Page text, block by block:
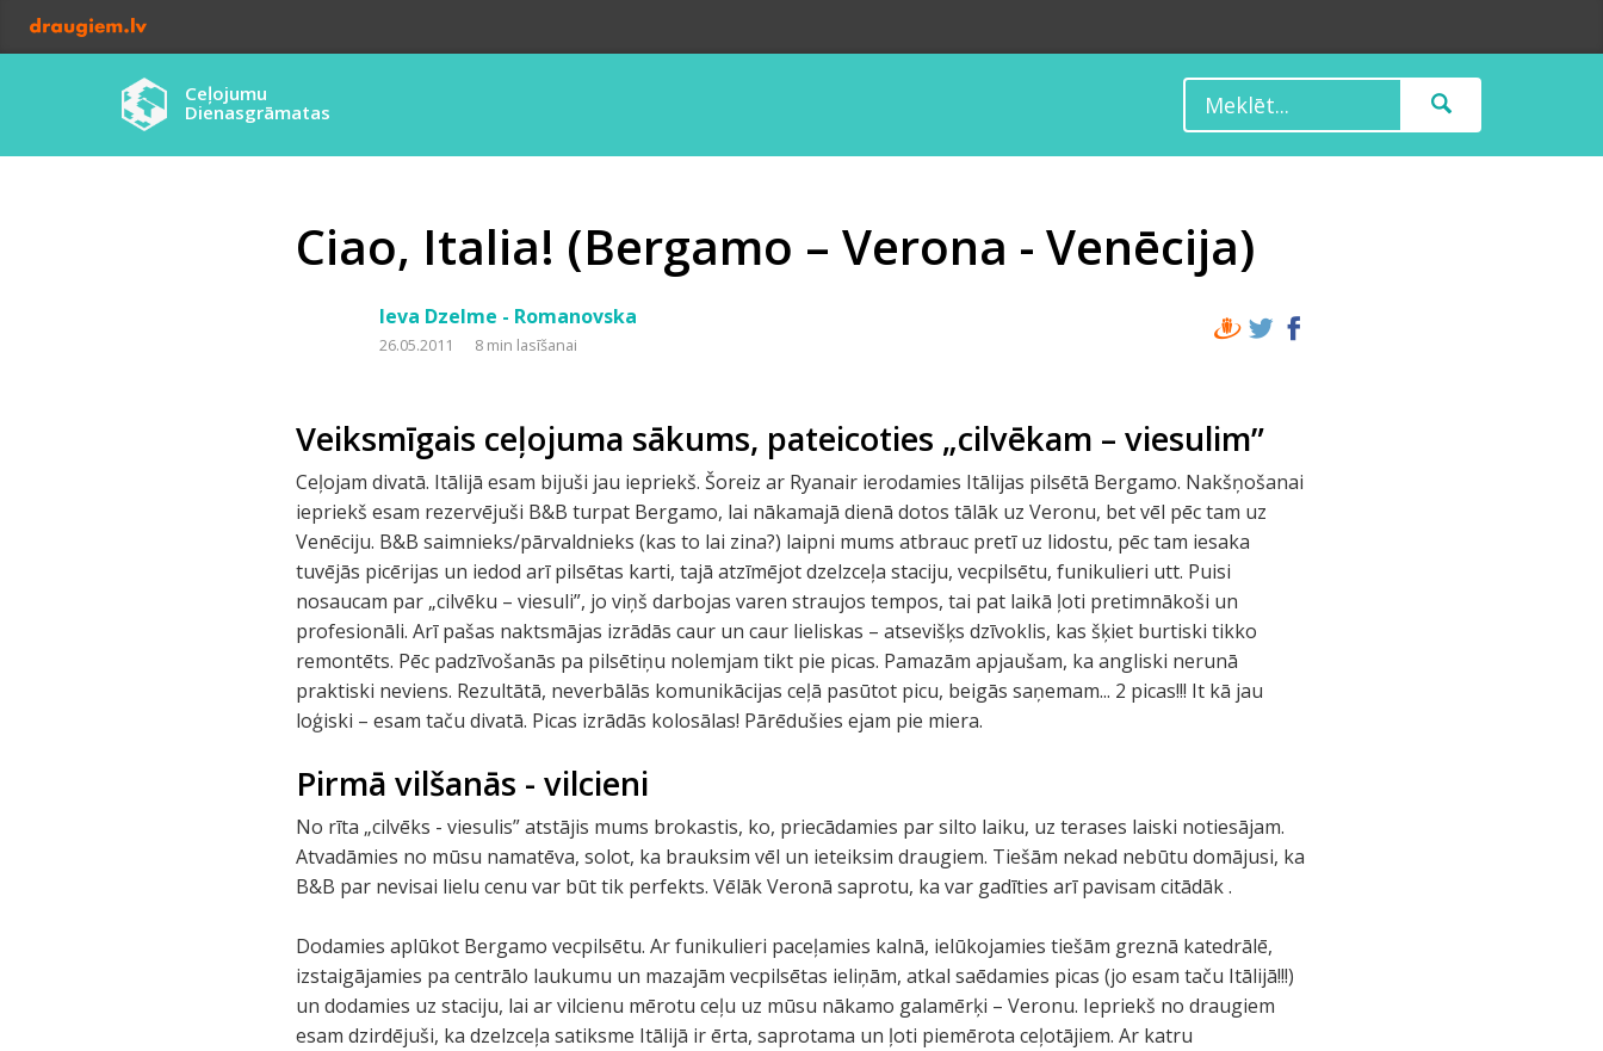
Ceļojumu
Dienasgrāmatas
Ciao, Italia! (Bergamo – Verona - Venēcija)
Ieva Dzelme - Romanovska
26.05.2011 8 min lasīšanai
Veiksmīgais ceļojuma sākums, pateicoties „cilvēkam – viesulim”
Ceļojam divatā. Itālijā esam bijuši jau iepriekš. Šoreiz ar Ryanair ierodamies Itālijas pilsētā Bergamo. Nakšņošanai
iepriekš esam rezervējuši B&B turpat Bergamo, lai nākamajā dienā dotos tālāk uz Veronu, bet vēl pēc tam uz
Venēciju. B&B saimnieks/pārvaldnieks (kas to lai zina?) laipni mums atbrauc pretī uz lidostu, pēc tam iesaka
tuvējās picērijas un iedod arī pilsētas karti, tajā atzīmējot dzelzceļa staciju, vecpilsētu, funikulieri utt. Puisi
nosaucam par „cilvēku – viesuli”, jo viņš darbojas varen straujos tempos, tai pat laikā ļoti pretimnākoši un
profesionāli. Arī pašas naktsmājas izrādās caur un caur lieliskas – atsevišķs dzīvoklis, kas šķiet burtiski tikko
remontēts. Pēc padzīvošanās pa pilsētiņu nolemjam tikt pie picas. Pamazām apjaušam, ka angliski nerunā
praktiski neviens. Rezultātā, neverbālās komunikācijas ceļā pasūtot picu, beigās saņemam... 2 picas!!! It kā jau
loģiski – esam taču divatā. Picas izrādās kolosālas! Pārēdušies ejam pie miera.
Pirmā vilšanās - vilcieni
No rīta „cilvēks - viesulis” atstājis mums brokastis, ko, priecādamies par silto laiku, uz terases laiski notiesājam.
Atvadāmies no mūsu namatēva, solot, ka brauksim vēl un ieteiksim draugiem. Tiešām nekad nebūtu domājusi, ka
B&B par nevisai lielu cenu var būt tik perfekts. Vēlāk Veronā saprotu, ka var gadīties arī pavisam citādāk .
Dodamies aplūkot Bergamo vecpilsētu. Ar funikulieri paceļamies kalnā, ielūkojamies tiešām greznā katedrālē,
izstaigājamies pa centrālo laukumu un mazajām vecpilsētas ieliņām, atkal saēdamies picas (jo esam taču Itālijā!!!)
un dodamies uz staciju, lai ar vilcienu mērotu ceļu uz mūsu nākamo galamērķi – Veronu. Iepriekš no draugiem
esam dzirdējuši, ka dzelzceļa satiksme Itālijā ir ērta, saprotama un ļoti piemērota ceļotājiem. Ar katru